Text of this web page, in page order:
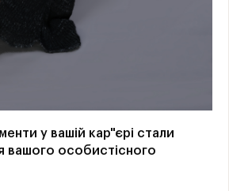
у вашій кар"єрі стали
вашого особистісного